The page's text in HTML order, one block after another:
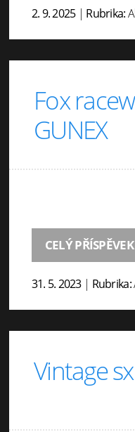
2. 9. 2025 | Rubrika:
Fox
GUNEX
CELÝ PŘÍSPĚVEK
31. 5. 2023 | Rubrika:
Vintage